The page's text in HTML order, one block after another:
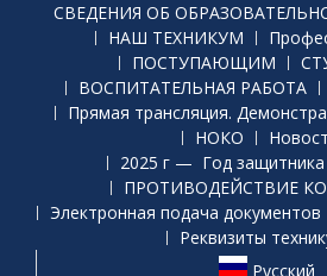
СВЕДЕНИЯ ОБ
НАШ ТЕХНИКУМ
ПОСТУПАЮЩИМ
ВОСПИТАТЕЛЬНАЯ РАБОТА
Прямая трансляция.
НОКО
2025 г — Год защитника
ПРОТИВОДЕЙСТВИЕ
Электронная подача документов
Реквизиты
Русский